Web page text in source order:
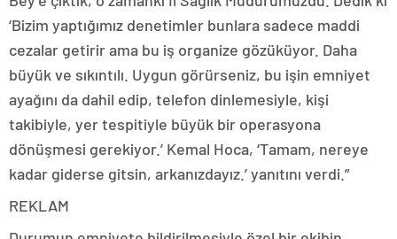
‘Bizim yaptığımız denetimler bunlara sadece maddi
cezalar getirir ama bu iş organize gözüküyor. Daha
büyük ve sıkıntılı. Uygun görürseniz, bu işin emniyet
ayağını da dahil edip, telefon dinlemesiyle, kişi
takibiyle, yer tespitiyle büyük bir operasyona
dönüşmesi gerekiyor.’ Kemal Hoca, ‘Tamam, nereye
kadar giderse gitsin, arkanızdayız.’ yanıtını verdi.”
REKLAM